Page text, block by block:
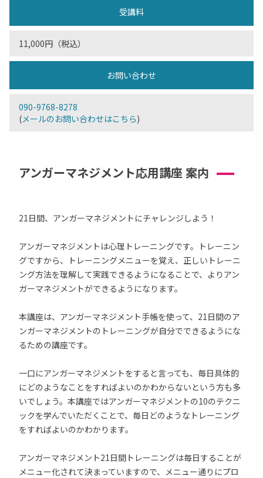
受講料
11,000円（税込）
お問い合わせ
090-9768-8278
(メールのお問い合わせはこちら)
アンガーマネジメント応用講座 案内
21日間、アンガーマネジメントにチャレンジしよう！
アンガーマネジメントは心理トレーニングです。トレーニン
グですから、トレーニングメニューを覚え、正しいトレーニ
ング方法を理解して実践できるようになることで、よりアン
ガーマネジメントができるようになります。
本講座は、アンガーマネジメント手帳を使って、21日間のア
ンガーマネジメントのトレーニングが自分でできるようにな
るための講座です。
一口にアンガーマネジメントをすると言っても、毎日具体的
にどのようなことをすればよいのかわからないという方も多
いでしょう。本講座ではアンガーマネジメントの10のテクニ
ックを学んでいただくことで、毎日どのようなトレーニング
をすればよいのかわかります。
アンガーマネジメント21日間トレーニングは毎日することが
メニュー化されて決まっていますので、メニュー通りにプロ